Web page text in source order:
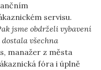
servisu.
jsme obdrželi vybavení
všechna
manažer z města
fóra i úplně